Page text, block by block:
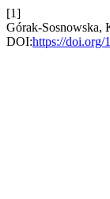
[1]
Górak-Sosnowska,
DOI:https://doi.org/